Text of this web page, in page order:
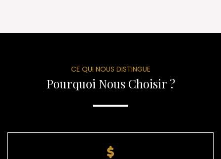
CE QUI NOUS DISTINGUE
Pourquoi Nous Choisir ?